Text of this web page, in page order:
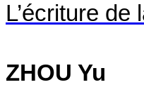
L’écriture
ZHOU Yu